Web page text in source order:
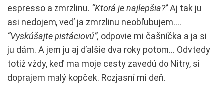
espresso a zmrzlinu. “Ktorá je najlepšia?”Aj tak ju
asi nedojem, veď ja zmrzlinu neobľubujem….
“Vyskúšajte pistáciovú”, odpovie mi čašníčka a ja si
ju dám. A jem ju aj ďalšie dva roky potom… Odvtedy
totiž vždy, keď ma moje cesty zavedú do Nitry, si
doprajem malý kopček. Rozjasní mi deň.